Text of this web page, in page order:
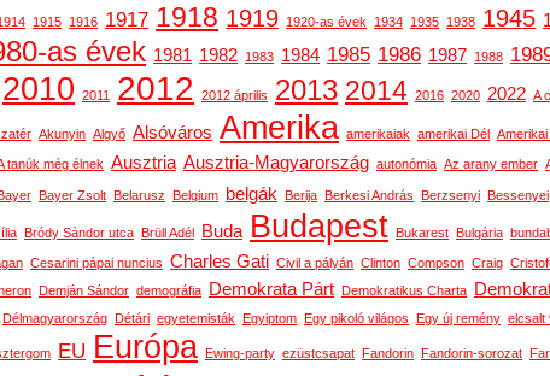
1915 1916 1917 1918 1919 1920-as évek 1934 1935 1938 1945
as évek 1981 1982 1983 1984 1985 1986 1987 1988
2010 2011 2012 2012 április 2013 2014 2016 2020 2022 A
Akunyin Algyő Alsóváros Amerika amerikaiak amerikai Dél
tanúk még élnek Ausztria Ausztria-Magyarország autonómia Az arany ember
Bayer Bayer Zsolt Belarusz Belgium belgák Berija Berkesi András Berzsenyi Bessenyei
Bródy Sándor utca Brüll Adél Buda Budapest Bukarest Bulgária
Cesarini pápai nuncius Charles Gati Civil a pályán Clinton Compson Craig
Demján Sándor demográfia Demokrata Párt Demokratikus Charta
Délmagyarország Détári egyetemisták Egyiptom Egy pikoló világos Egy új remény elcsalt
EU Európa Ewing-party ezüstcsapat Fandorin Fandorin-sorozat